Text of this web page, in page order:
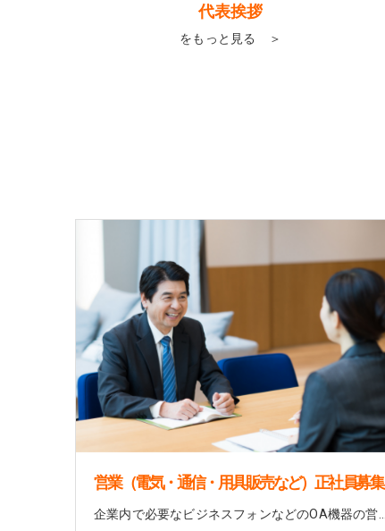
代表挨拶
をもっと見る ＞
営業（電気・通信・用具販売など）正社員募集